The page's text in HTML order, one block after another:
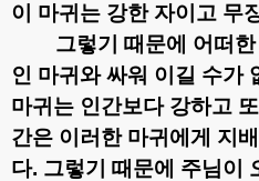
이 마귀는 강한 자이고 무
그렇기 때문에 어떠
인 마귀와 싸워 이길 수가
마귀는 인간보다 강하고
간은 이러한 마귀에게 지
다. 그렇기 때문에 주님이